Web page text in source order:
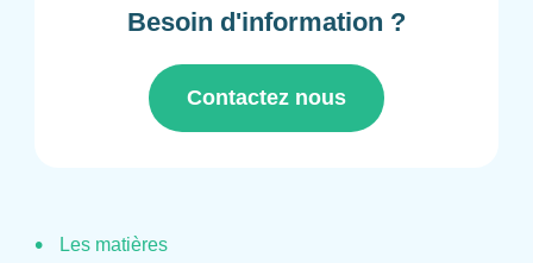
Besoin d'information ?
Contactez nous
Les matières